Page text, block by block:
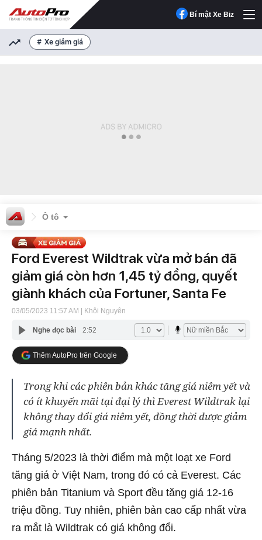
Bí mật Xe Biz
Xe giảm giá
Ô tô
Ford Everest Wildtrak vừa mở bán đã
giảm giá còn hơn 1,45 tỷ đồng, quyết
giành khách của Fortuner, Santa Fe
03/05/2023 11:57 AM | Khôi Nguyên
Nghe đọc bài 2:52
Thêm AutoPro trên Google
Trong khi các phiên bản khác tăng giá niêm yết và
có ít khuyến mãi tại đại lý thì Everest Wildtrak lại
không thay đổi giá niêm yết, đồng thời được giảm
giá mạnh nhất.
Tháng 5/2023 là thời điểm mà một loạt xe Ford
tăng giá ở Việt Nam, trong đó có cả Everest. Các
phiên bản Titanium và Sport đều tăng giá 12-16
triệu đồng. Tuy nhiên, phiên bản cao cấp nhất vừa
ra mắt là Wildtrak có giá không đổi.